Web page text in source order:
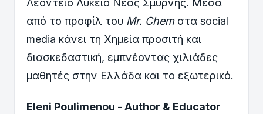
Λεόντειο Λύκειο Νέας Σμύρνης. Μέσα
από το προφίλ του Mr. Chemστα social
media κάνει τη Χημεία προσιτή και
διασκεδαστική, εμπνέοντας χιλιάδες
μαθητές στην Ελλάδα και το εξωτερικό.
Eleni Poulimenou - Author & Educator